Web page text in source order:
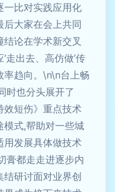
一比对实践应用化
后大家在会上共同
论在学术新交叉
走出去、高仿做’传
率趋向。\n\n台上畅
时也分头展开了
效短伤》重点技术
模式,帮助对一些城
用发展具体做技术
膏都走走进逐步内
结研讨面对业界创